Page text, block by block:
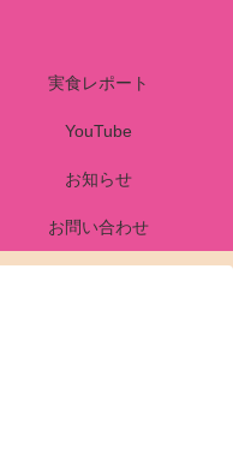
実食レポート
YouTube
お知らせ
お問い合わせ